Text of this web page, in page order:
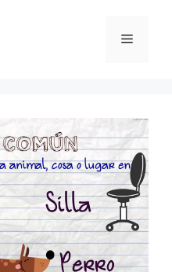
Menu